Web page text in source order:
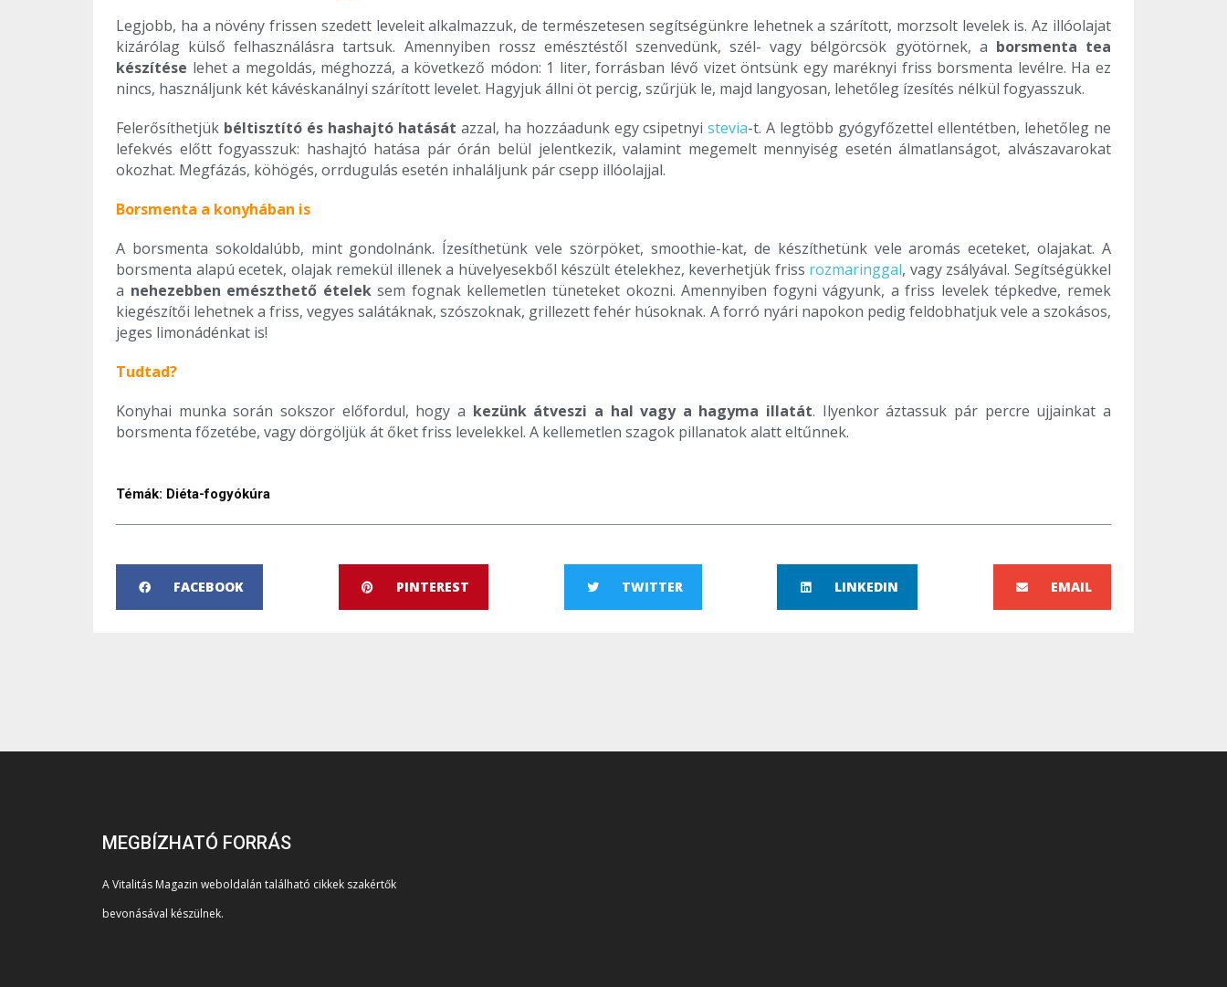
Legjobb, ha a növény frissen szedett leveleit alkalmazzuk, de természetesen segítségünkre lehetnek a szárított, morzsolt levelek is. Az illóolajat
kizárólag külső felhasználásra tartsuk. Amennyiben rossz emésztéstől szenvedünk, szél- vagy bélgörcsök gyötörnek, a borsmenta tea
készítése lehet a megoldás, méghozzá, a következő módon: 1 liter, forrásban lévő vizet öntsünk egy maréknyi friss borsmenta levélre. Ha ez
nincs, használjunk két kávéskanálnyi szárított levelet. Hagyjuk állni öt percig, szűrjük le, majd langyosan, lehetőleg ízesítés nélkül fogyasszuk.
Felerősíthetjük béltisztító és hashajtó hatását azzal, ha hozzáadunk egy csipetnyistevia-t. A legtöbb gyógyfőzettel ellentétben, lehetőleg ne
lefekvés előtt fogyasszuk: hashajtó hatása pár órán belül jelentkezik, valamint megemelt mennyiség esetén álmatlanságot, alvászavarokat
okozhat. Megfázás, köhögés, orrdugulás esetén inhaláljunk pár csepp illóolajjal.
Borsmenta a konyhában is
A borsmenta sokoldalúbb, mint gondolnánk. Ízesíthetünk vele szörpöket, smoothie-kat, de készíthetünk vele aromás eceteket, olajakat. A
borsmenta alapú ecetek, olajak remekül illenek a hüvelyesekből készült ételekhez, keverhetjük friss rozmaringgal, vagy zsályával. Segítségükkel
a nehezebben emészthető ételeksem fognak kellemetlen tüneteket okozni. Amennyiben fogyni vágyunk, a friss levelek tépkedve, remek
kiegészítői lehetnek a friss, vegyes salátáknak, szószoknak, grillezett fehér húsoknak. A forró nyári napokon pedig feldobhatjuk vele a szokásos,
jeges limonádénkat is!
Tudtad?
Konyhai munka során sokszor előfordul, hogy a kezünk átveszi a hal vagy a hagyma illatát. Ilyenkor áztassuk pár percre ujjainkat a
borsmenta főzetébe, vagy dörgöljük át őket friss levelekkel. A kellemetlen szagok pillanatok alatt eltűnnek.
Témák: Diéta-fogyókúra
FACEBOOK PINTEREST TWITTER LINKEDIN EMAIL
MEGBÍZHATÓ FORRÁS
A Vitalitás Magazin weboldalán található cikkek szakértők
bevonásával készülnek.